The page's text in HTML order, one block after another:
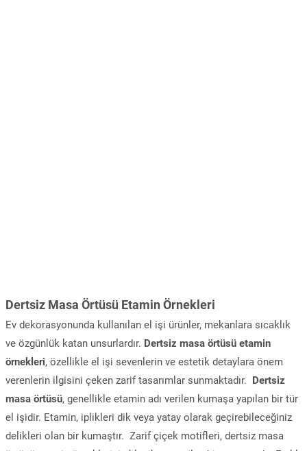
Dertsiz Masa Örtüsü Etamin Örnekleri
Ev dekorasyonunda kullanılan el işi ürünler, mekanlara sıcaklık
ve özgünlük katan unsurlardır. Dertsiz masa örtüsü etamin
örnekleri, özellikle el işi sevenlerin ve estetik detaylara önem
verenlerin ilgisini çeken zarif tasarımlar sunmaktadır. Dertsiz
masa örtüsü, genellikle etamin adı verilen kumaşa yapılan bir tür
el işidir. Etamin, iplikleri dik veya yatay olarak geçirebileceğiniz
delikleri olan bir kumaştır. Zarif çiçek motifleri, dertsiz masa